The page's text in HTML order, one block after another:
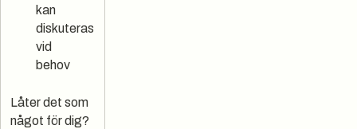
kan
diskuteras
vid
behov
Låter det som
något för dig?